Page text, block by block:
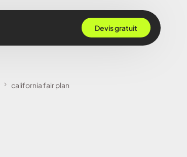
Devis gratuit
california fair plan